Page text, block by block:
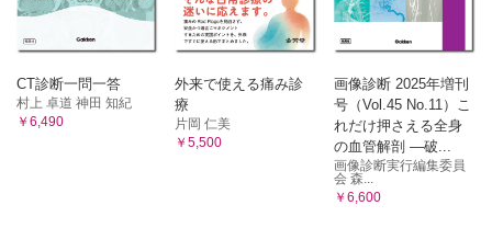
CT診断一問一答
村上 卓道 神田 知紀
￥6,490
外来で使える痛み診
療
片岡 仁美
￥5,500
画像診断 2025年増刊
号（Vol.45 No.11）こ
れだけ押さえる全身
の血管解剖 ―破...
画像診断実行編集委員
会 森...
￥6,600